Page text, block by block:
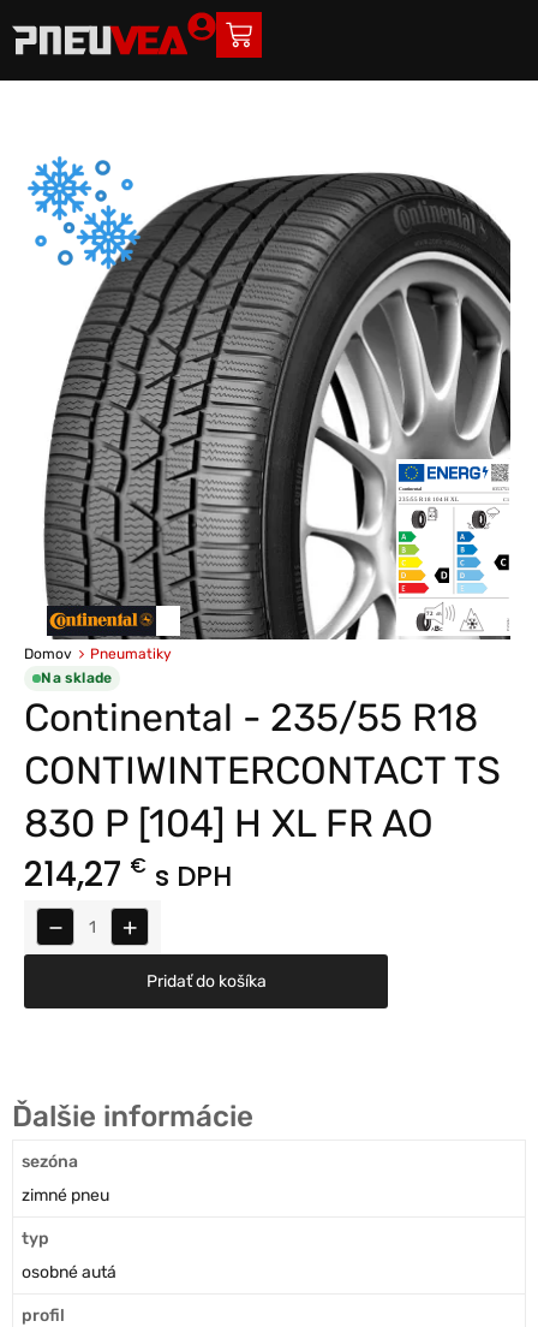
Domov
Pneumatiky
Na sklade
Continental - 235/55 R18
CONTIWINTERCONTACT TS
830 P [104] H XL FR AO
214,27 € s DPH
− +
Pridať do košíka
Ďalšie informácie
sezóna
zimné pneu
typ
osobné autá
profil